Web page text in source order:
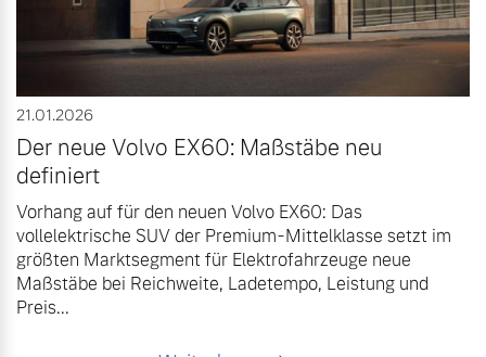
21.01.2026
Der neue Volvo EX60: Maßstäbe neu
definiert
Vorhang auf für den neuen Volvo EX60: Das
vollelektrische SUV der Premium-Mittelklasse setzt im
größten Marktsegment für Elektrofahrzeuge neue
Maßstäbe bei Reichweite, Ladetempo, Leistung und
Preis...